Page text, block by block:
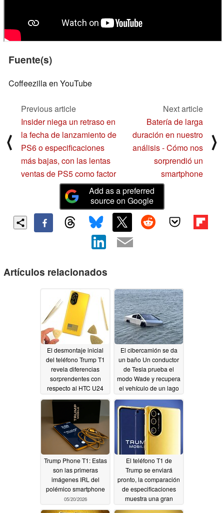
Fuente(s)
Coffeezilla en YouTube
⟨
Previous article
Insider niega un retraso en
la fecha de lanzamiento de
PS6 o especificaciones
más bajas, con las lentas
ventas de PS5 como factor
Next article
Batería de larga
duración en nuestro
análisis - Cómo nos
sorprendió un
smartphone
⟩
Add as a preferred
source on Google
Artículos relacionados
El desmontaje inicial
del teléfono Trump T1
revela diferencias
sorprendentes con
respecto al HTC U24
Pro06/11/2026
El cibercamión se da
un baño Un conductor
de Tesla prueba el
modo Wade y recupera
el vehículo de un lago
05/22/2026
Trump Phone T1: Estas
son las primeras
imágenes IRL del
polémico smartphone
05/20/2026
El teléfono T1 de
Trump se enviará
pronto, la comparación
de especificaciones
muestra una gran
debilidad05/14/2026